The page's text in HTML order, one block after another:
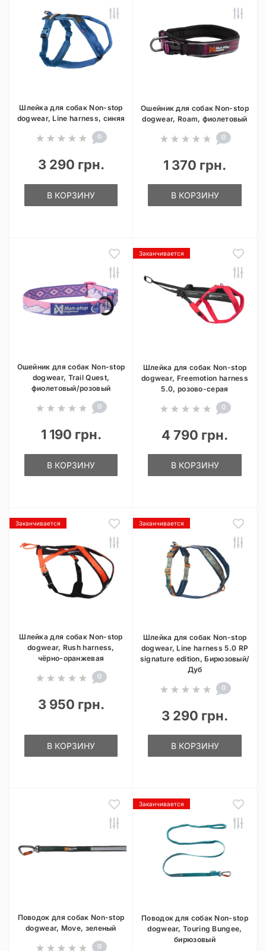
Шлейка для собак Non-stop
dogwear, Line harness, синяя
0
3 290 грн.
В КОРЗИНУ
Ошейник для собак Non-stop
dogwear, Roam, фиолетовый
0
1 370 грн.
В КОРЗИНУ
Ошейник для собак Non-stop
dogwear, Trail Quest,
фиолетовый/розовый
0
1 190 грн.
В КОРЗИНУ
Заканчивается
Шлейка для собак Non-stop
dogwear, Freemotion harness
5.0, розово-серая
0
4 790 грн.
В КОРЗИНУ
Заканчивается
Шлейка для собак Non-stop
dogwear, Rush harness,
чёрно-оранжевая
0
3 950 грн.
В КОРЗИНУ
Заканчивается
Шлейка для собак Non-stop
dogwear, Line harness 5.0 RP
signature edition, Бирюзовый/
Дуб
0
3 290 грн.
В КОРЗИНУ
Поводок для собак Non-stop
dogwear, Move, зеленый
0
Заканчивается
Поводок для собак Non-stop
dogwear, Touring Bungee,
бирюзовый